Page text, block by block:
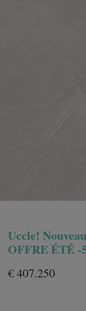
Uccle!
OFFRE ÉTÉ
€ 407.250